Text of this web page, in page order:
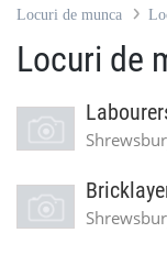
Locuri de munca
Locuri de